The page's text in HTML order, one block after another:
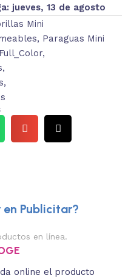
jueves, 13 de agosto
Mini
, Paraguas Mini
,
,
,
Publicitar?
en línea.
online el producto